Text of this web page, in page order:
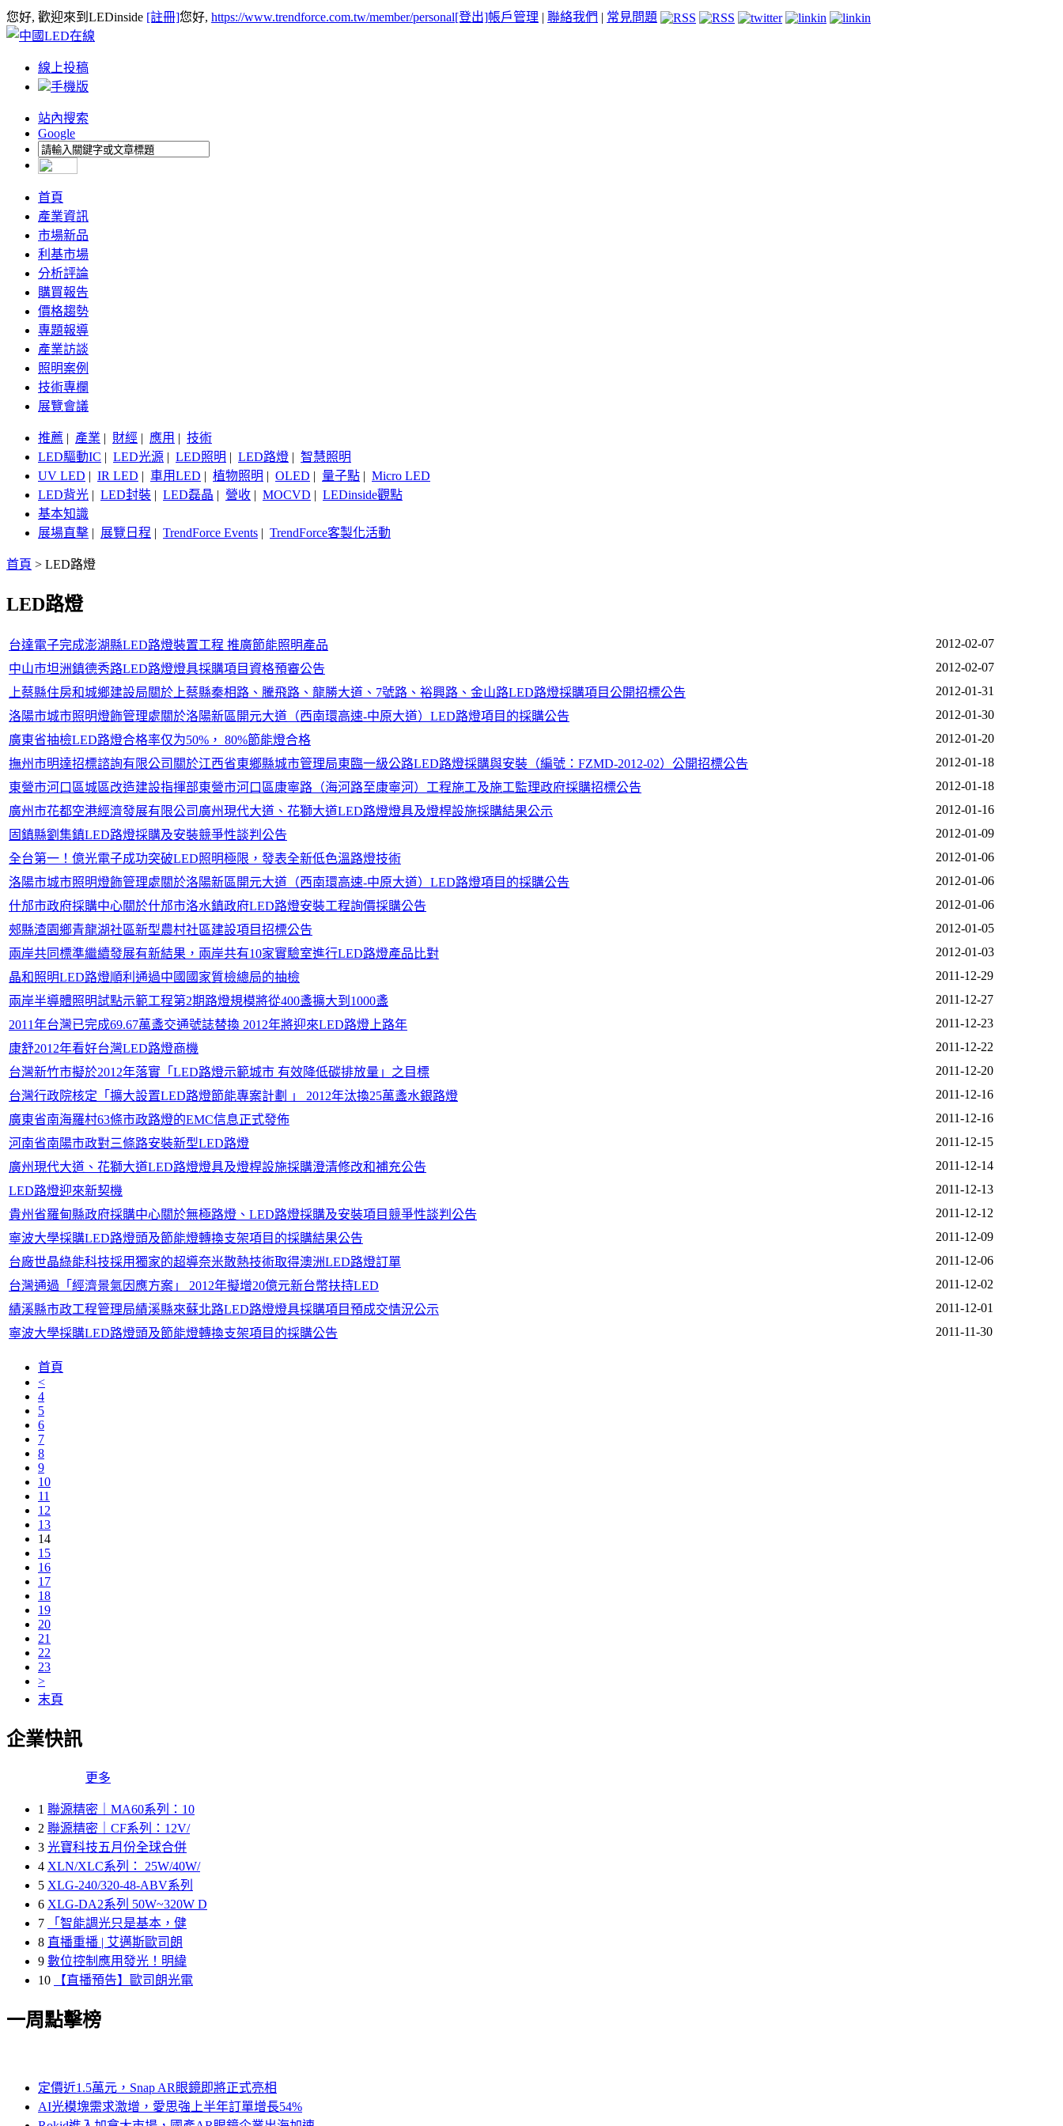
您好, 歡迎來到LEDinside [註冊]您好, https://www.trendforce.com.tw/member/personal[登出]帳戶管理 | 聯絡我們 | 常見問題
線上投稿
手機版
站內搜索
Google
首頁
產業資訊
市場新品
利基市場
分析評論
購買報告
價格趨勢
專題報導
產業訪談
照明案例
技術專欄
展覽會議
推薦 | 產業 | 財經 | 應用 | 技術
LED驅動IC | LED光源 | LED照明 | LED路燈 | 智慧照明
UV LED | IR LED | 車用LED | 植物照明 | OLED | 量子點 | Micro LED
LED背光 | LED封裝 | LED磊晶 | 營收 | MOCVD | LEDinside觀點
基本知識
展場直擊 | 展覽日程 | TrendForce Events | TrendForce客製化活動
首頁 > LED路燈
LED路燈
台達電子完成澎湖縣LED路燈裝置工程 推廣節能照明產品
2012-02-07
中山市坦洲鎮德秀路LED路燈燈具採購項目資格預審公告
2012-02-07
上蔡縣住房和城鄉建設局關於上蔡縣秦相路、騰飛路、龍勝大道、7號路、裕興路、金山路LED路燈採購項目公開招標公告
2012-01-31
洛陽市城市照明燈飾管理處關於洛陽新區開元大道（西南環高速-中原大道）LED路燈項目的採購公告
2012-01-30
廣東省抽檢LED路燈合格率仅为50%， 80%節能燈合格
2012-01-20
撫州市明達招標諮詢有限公司關於江西省東鄉縣城市管理局東臨一級公路LED路燈採購與安裝（編號：FZMD-2012-02）公開招標公告
2012-01-18
東營市河口區城區改造建設指揮部東營市河口區康寧路（海河路至康寧河）工程施工及施工監理政府採購招標公告
2012-01-18
廣州市花都空港經濟發展有限公司廣州現代大道、花獅大道LED路燈燈具及燈桿設施採購結果公示
2012-01-16
固鎮縣劉集鎮LED路燈採購及安裝競爭性談判公告
2012-01-09
全台第一！億光電子成功突破LED照明極限，發表全新低色溫路燈技術
2012-01-06
洛陽市城市照明燈飾管理處關於洛陽新區開元大道（西南環高速-中原大道）LED路燈項目的採購公告
2012-01-06
什邡市政府採購中心關於什邡市洛水鎮政府LED路燈安裝工程詢價採購公告
2012-01-06
郟縣渣園鄉青龍湖社區新型農村社區建設項目招標公告
2012-01-05
兩岸共同標準繼續發展有新結果，兩岸共有10家實驗室進行LED路燈產品比對
2012-01-03
晶和照明LED路燈順利通過中國國家質檢總局的抽檢
2011-12-29
兩岸半導體照明試點示範工程第2期路燈規模將從400盞擴大到1000盞
2011-12-27
2011年台灣已完成69.67萬盞交通號誌替換 2012年將迎來LED路燈上路年
2011-12-23
康舒2012年看好台灣LED路燈商機
2011-12-22
台灣新竹市擬於2012年落實「LED路燈示範城市 有效降低碳排放量」之目標
2011-12-20
台灣行政院核定「擴大設置LED路燈節能專案計劃 」 2012年汰換25萬盞水銀路燈
2011-12-16
廣東省南海羅村63條市政路燈的EMC信息正式發佈
2011-12-16
河南省南陽市政對三條路安裝新型LED路燈
2011-12-15
廣州現代大道、花獅大道LED路燈燈具及燈桿設施採購澄清修改和補充公告
2011-12-14
LED路燈迎來新契機
2011-12-13
貴州省羅甸縣政府採購中心關於無極路燈、LED路燈採購及安裝項目競爭性談判公告
2011-12-12
寧波大學採購LED路燈頭及節能燈轉換支架項目的採購結果公告
2011-12-09
台廠世晶綠能科技採用獨家的超導奈米散熱技術取得澳洲LED路燈訂單
2011-12-06
台灣通過「經濟景氣因應方案」 2012年擬增20億元新台幣扶持LED
2011-12-02
績溪縣市政工程管理局績溪縣來蘇北路LED路燈燈具採購項目預成交情況公示
2011-12-01
寧波大學採購LED路燈頭及節能燈轉換支架項目的採購公告
2011-11-30
首頁
<
4
5
6
7
8
9
10
11
12
13
14
15
16
17
18
19
20
21
22
23
>
末頁
企業快訊
更多
1 聯源精密｜MA60系列：10
2 聯源精密｜CF系列：12V/
3 光寶科技五月份全球合併
4 XLN/XLC系列： 25W/40W/
5 XLG-240/320-48-ABV系列
6 XLG-DA2系列 50W~320W D
7
「智能調光只是基本，健
8 直播重播 | 艾邁斯歐司朗
9 數位控制應用發光！明緯
10
【直播預告】歐司朗光電
一周點擊榜
定價近1.5萬元，Snap AR眼鏡即將正式亮相
AI光模塊需求激增，愛思強上半年訂單增長54%